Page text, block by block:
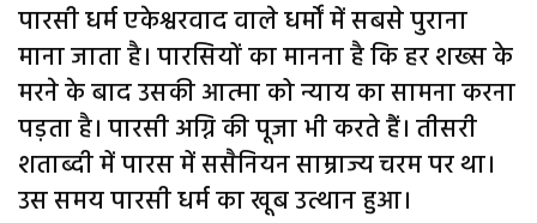
पारसी धर्म एकेश्वरवाद वाले धर्मों में सबसे पुराना
माना जाता है। पारसियों का मानना है कि हर शख्स के
मरने के बाद उसकी आत्मा को न्याय का सामना करना
पड़ता है। पारसी अग्नि की पूजा भी करते हैं। तीसरी
शताब्दी में पारस में ससैनियन साम्राज्य चरम पर था।
उस समय पारसी धर्म का खूब उत्थान हुआ।